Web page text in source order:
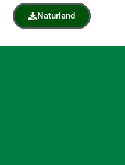
Naturland